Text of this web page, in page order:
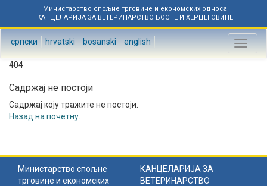
Министарство спољне трговине и економских односа
КАНЦЕЛАРИЈА ЗА ВЕТЕРИНАРСТВО БОСНЕ И ХЕРЦЕГОВИНЕ
српски hrvatski bosanski english
Toggle
404
Садржај не постоји
Садржај коју тражите не постоји.
Назад на почетну
Министарство спољне
трговине и економских
КАНЦЕЛАРИЈА ЗА
ВЕТЕРИНАРСТВО